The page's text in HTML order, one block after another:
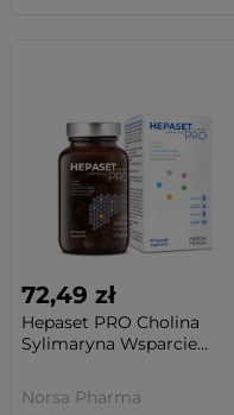
72,49 zł
Hepaset PRO Cholina
Sylimaryna Wsparcie...
Norsa Pharma